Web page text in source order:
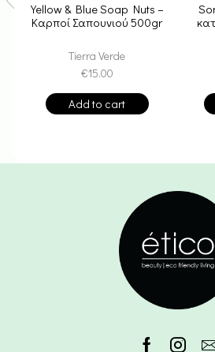
Yellow & Blue Soap Nuts –
Καρποί Σαπουνιού 500gr
Tierra Verde
€15.00
Add to cart